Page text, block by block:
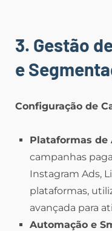
3. Gestão
e
Configuração de
Plataformas de
campanhas
Instagram Ads,
plataformas,
avançada para
Automação e